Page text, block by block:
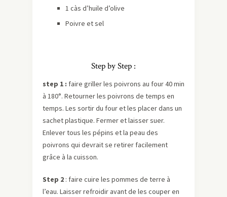
1 càs d’huile d’olive
Poivre et sel
Step by Step :
step 1 : faire griller les poivrons au four 40 min
à 180°. Retourner les poivrons de temps en
temps. Les sortir du four et les placer dans un
sachet plastique. Fermer et laisser suer.
Enlever tous les pépins et la peau des
poivrons qui devrait se retirer facilement
grâce à la cuisson.
Step 2 : faire cuire les pommes de terre à
l’eau. Laisser refroidir avant de les couper en